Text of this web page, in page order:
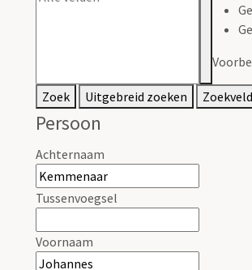
Zoek Uitgebreid zoeken
Persoon
Achternaam
Tussenvoegsel
Voornaam